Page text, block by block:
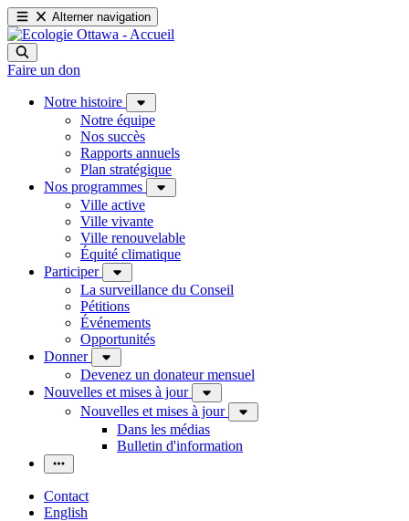
Alterner navigation
Faire un don
Notre histoire
Notre équipe
Nos succès
Rapports annuels
Plan stratégique
Nos programmes
Ville active
Ville vivante
Ville renouvelable
Équité climatique
Participer
La surveillance du Conseil
Pétitions
Événements
Opportunités
Donner
Devenez un donateur mensuel
Nouvelles et mises à jour
Nouvelles et mises à jour
Dans les médias
Bulletin d'information
Contact
English